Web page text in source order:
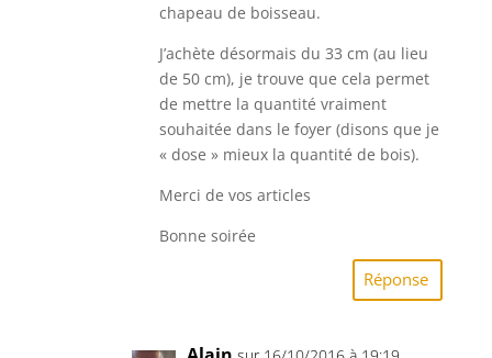
chapeau de boisseau.
J’achète désormais du 33 cm (au lieu
de 50 cm), je trouve que cela permet
de mettre la quantité vraiment
souhaitée dans le foyer (disons que je
« dose » mieux la quantité de bois).
Merci de vos articles
Bonne soirée
Réponse